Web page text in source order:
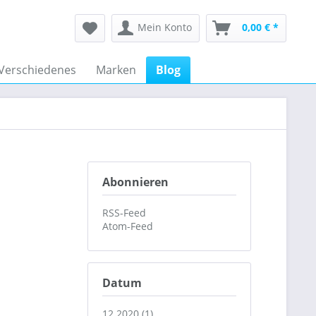
Mein Konto 0,00 € *
Marken Blog
Abonnieren
RSS-Feed
Atom-Feed
Datum